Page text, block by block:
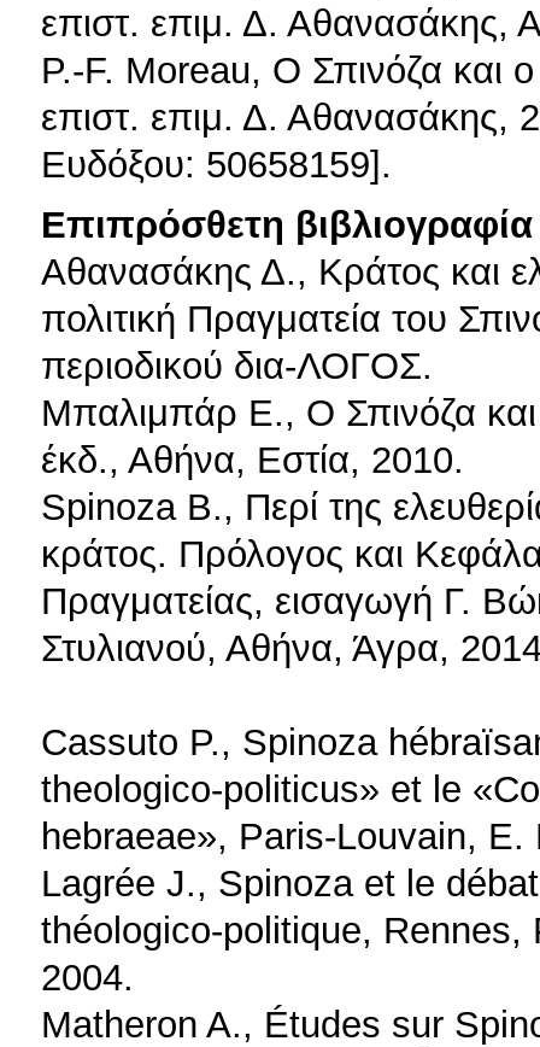
επιστ. επιμ. Δ. Αθανασάκης,
P.-F. Moreau, Ο Σπινόζα και
επιστ. επιμ. Δ. Αθανασάκης,
Ευδόξου: 50658159].
Επιπρόσθετη βιβλιογραφία
Αθανασάκης Δ., Κράτος και
πολιτική Πραγματεία του
περιοδικού δια-ΛΟΓΟΣ.
Μπαλιμπάρ Ε., Ο Σπινόζα και
έκδ., Αθήνα, Εστία, 2010.
Spinoza B., Περί της
κράτος. Πρόλογος και
Πραγματείας, εισαγωγή Γ.
Στυλιανού, Αθήνα, Άγρα,
Cassuto P., Spinoza
theologico-politicus» et le
hebraeae», Paris-Louvain, E.
Lagrée J., Spinoza et le
théologico-politique,
2004.
Matheron A., Études sur